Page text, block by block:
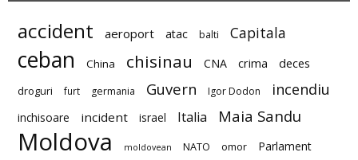
accident aeroport atac balti Capitala
ceban China chisinau CNA crima deces
droguri furt germania Guvern Igor Dodon incendiu
inchisoare incident israel Italia Maia Sandu
Moldova moldovean NATO omor Parlament